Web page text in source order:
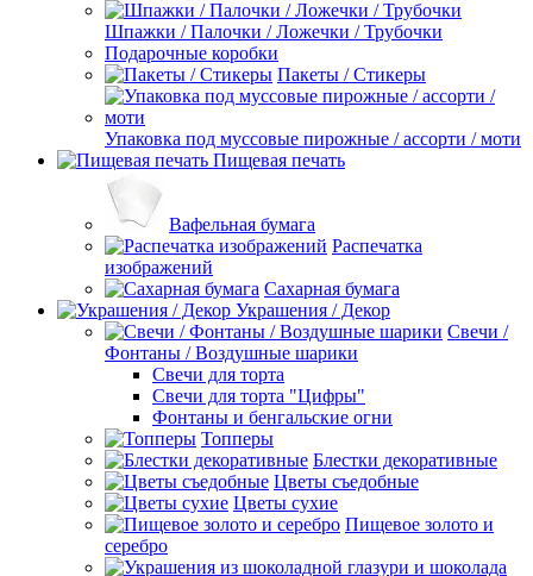
Шпажки / Палочки / Ложечки / Трубочки
Подарочные коробки
Пакеты / Стикеры
Упаковка под муссовые пирожные / ассорти / моти
Пищевая печать
Вафельная бумага
Распечатка
изображений
Сахарная бумага
Украшения / Декор
Свечи /
Фонтаны / Воздушные шарики
Свечи для торта
Свечи для торта "Цифры"
Фонтаны и бенгальские огни
Топперы
Блестки декоративные
Цветы съедобные
Цветы сухие
Пищевое золото и
серебро